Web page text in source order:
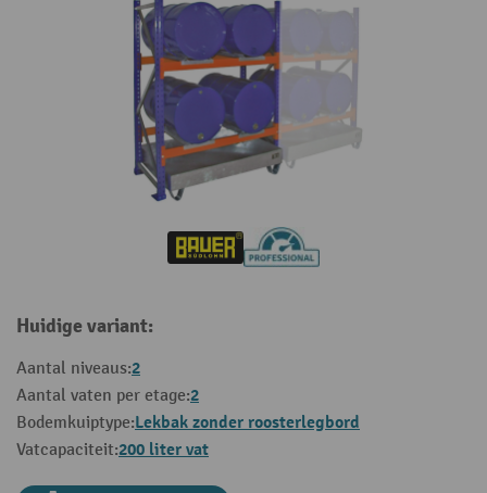
Huidige variant:
Aantal niveaus:2
Aantal vaten per etage:2
Bodemkuiptype:Lekbak zonder roosterlegbord
Vatcapaciteit:200 liter vat